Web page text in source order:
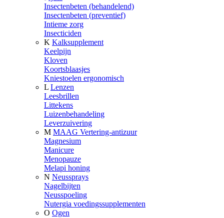
Insectenbeten (behandelend)
Insectenbeten (preventief)
Intieme zorg
Insecticiden
K Kalksupplement
Keelpijn
Kloven
Koortsblaasjes
Kniestoelen ergonomisch
L Lenzen
Leesbrillen
Littekens
Luizenbehandeling
Leverzuivering
M MAAG Vertering-antizuur
Magnesium
Manicure
Menopauze
Melapi honing
N Neussprays
Nagelbijten
Neusspoeling
Nutergia voedingssupplementen
O Ogen